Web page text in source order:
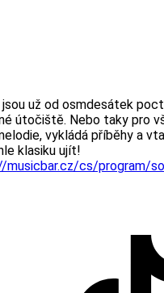
jsou už od osmdesátek
útočiště. Nebo taky pro
vykládá příběhy a
klasiku ujít!
musicbar.cz/cs/program/